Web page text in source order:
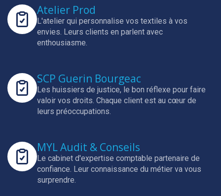
Atelier Prod
L'atelier qui personnalise vos textiles à vos
envies. Leurs clients en parlent avec
enthousiasme.
SCP Guerin Bourgeac
Les huissiers de justice, le bon réflexe pour faire
valoir vos droits. Chaque client est au cœur de
leurs préoccupations.
MYL Audit & Conseils
Le cabinet d'expertise comptable partenaire de
confiance. Leur connaissance du métier va vous
surprendre.